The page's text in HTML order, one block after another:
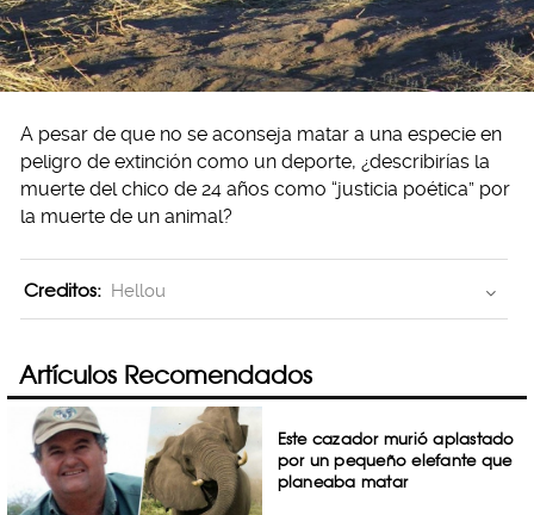
A pesar de que no se aconseja matar a una especie en
peligro de extinción como un deporte, ¿describirías la
muerte del chico de 24 años como “justicia poética” por
la muerte de un animal?
Creditos: Hellou
Artículos Recomendados
Este cazador murió aplastado
por un pequeño elefante que
planeaba matar